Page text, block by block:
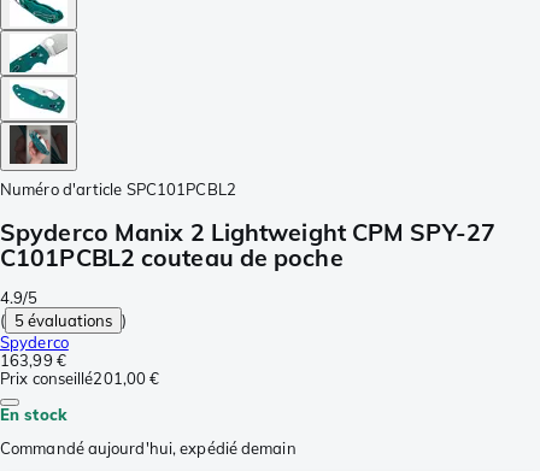
Numéro d'article SPC101PCBL2
Spyderco Manix 2 Lightweight CPM SPY-27
C101PCBL2 couteau de poche
4.9/5
( 5 évaluations )
Spyderco
163,99 €
Prix conseillé201,00 €
En stock
Commandé aujourd'hui, expédié demain